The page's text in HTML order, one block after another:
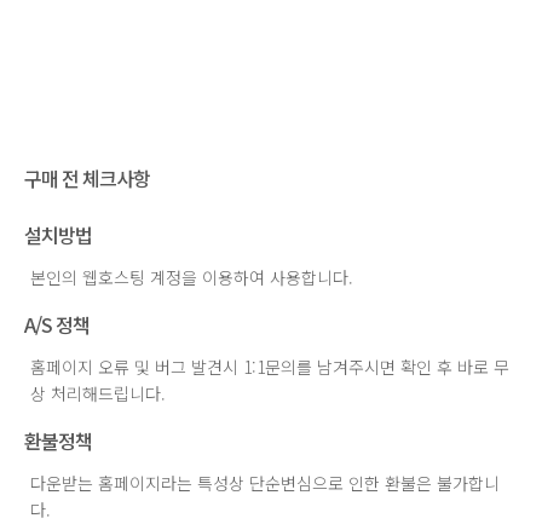
구매 전 체크사항
설치방법
본인의 웹호스팅 계정을 이용하여 사용합니다.
A/S 정책
홈페이지 오류 및 버그 발견시 1:1문의를 남겨주시면 확인 후 바로 무
상 처리해드립니다.
환불정책
다운받는 홈페이지라는 특성상 단순변심으로 인한 환불은 불가합니
다.